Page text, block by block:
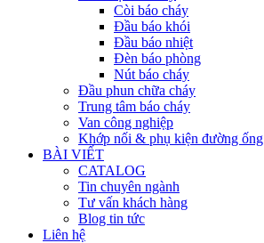
Còi báo cháy
Đầu báo khói
Đầu báo nhiệt
Đèn báo phòng
Nút báo cháy
Đầu phun chữa cháy
Trung tâm báo cháy
Van công nghiệp
Khớp nối & phụ kiện đường ống
BÀI VIẾT
CATALOG
Tin chuyên ngành
Tư vấn khách hàng
Blog tin tức
Liên hệ